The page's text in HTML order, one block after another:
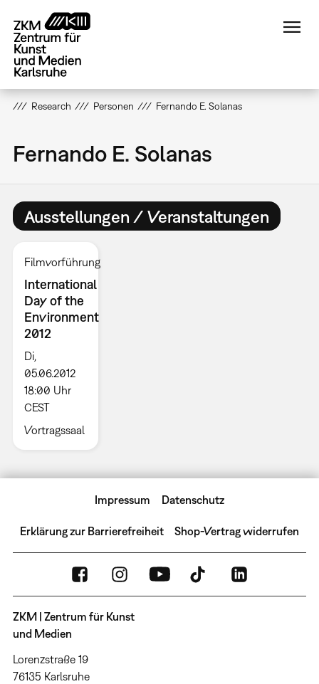
zum
Inhalt
Research Personen Fernando E. Solanas
Fernando E. Solanas
Ausstellungen / Veranstaltungen
Filmvorführung
International
Day of the
Environment
2012
Di,
05.06.2012
18:00 Uhr
CEST
Vortragssaal
Impressum Datenschutz
Erklärung zur Barrierefreiheit Shop-Vertrag widerrufen
ZKM | Zentrum für Kunst
und Medien
Lorenzstraße 19
76135 Karlsruhe